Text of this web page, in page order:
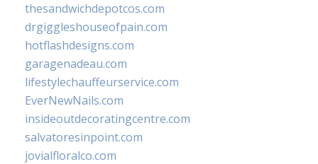
thesandwichdepotcos.com
drgiggleshouseofpain.com
hotflashdesigns.com
garagenadeau.com
lifestylechauffeurservice.com
EverNewNails.com
insideoutdecoratingcentre.com
salvatoresinpoint.com
jovialfloralco.com